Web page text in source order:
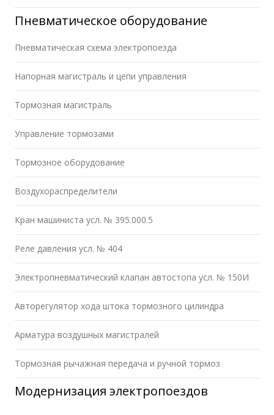
Пневматическое оборудование
Пневматическая схема электропоезда
Напорная магистраль и цепи управления
Тормозная магистраль
Управление тормозами
Тормозное оборудование
Воздухораспределители
Кран машиниста усл. № 395.000.5
Реле давления усл. № 404
Электропневматический клапан автостопа усл. № 150И
Авторегулятор хода штока тормозного цилиндра
Арматура воздушных магистралей
Тормозная рычажная передача и ручной тормоз
Модернизация электропоездов